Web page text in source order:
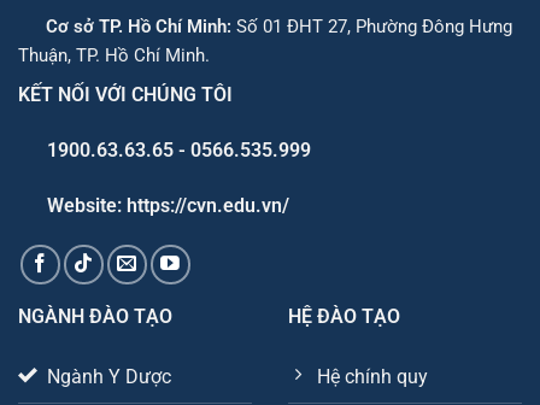
Cơ sở TP. Hồ Chí Minh: Số 01 ĐHT 27, Phường Đông Hưng
Thuận, TP. Hồ Chí Minh.
KẾT NỐI VỚI CHÚNG TÔI
1900.63.63.65 - 0566.535.999
Website: https://cvn.edu.vn/
NGÀNH ĐÀO TẠO
Ngành Y Dược
HỆ ĐÀO TẠO
Hệ chính quy